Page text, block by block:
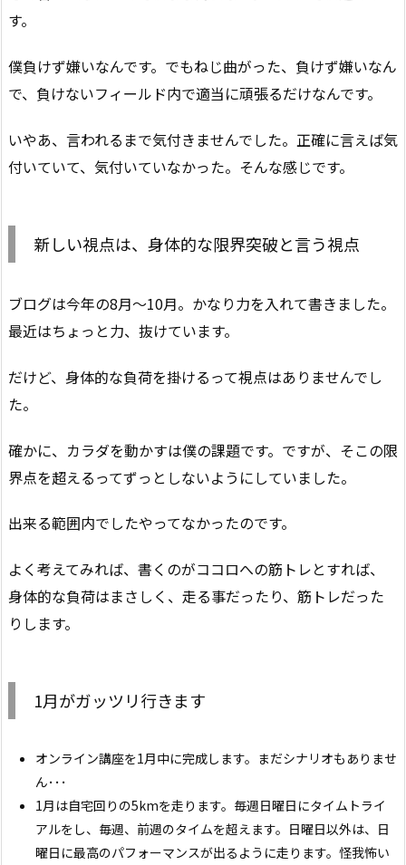
す。
僕負けず嫌いなんです。でもねじ曲がった、負けず嫌いなん
で、負けないフィールド内で適当に頑張るだけなんです。
いやあ、言われるまで気付きませんでした。正確に言えば気
付いていて、気付いていなかった。そんな感じです。
新しい視点は、身体的な限界突破と言う視点
ブログは今年の8月〜10月。かなり力を入れて書きました。
最近はちょっと力、抜けています。
だけど、身体的な負荷を掛けるって視点はありませんでし
た。
確かに、カラダを動かすは僕の課題です。ですが、そこの限
界点を超えるってずっとしないようにしていました。
出来る範囲内でしたやってなかったのです。
よく考えてみれば、書くのがココロへの筋トレとすれば、
身体的な負荷はまさしく、走る事だったり、筋トレだった
りします。
1月がガッツリ行きます
オンライン講座を1月中に完成します。まだシナリオもありませ
ん･･･
1月は自宅回りの5kmを走ります。毎週日曜日にタイムトライ
アルをし、毎週、前週のタイムを超えます。日曜日以外は、日
曜日に最高のパフォーマンスが出るように走ります。怪我怖い